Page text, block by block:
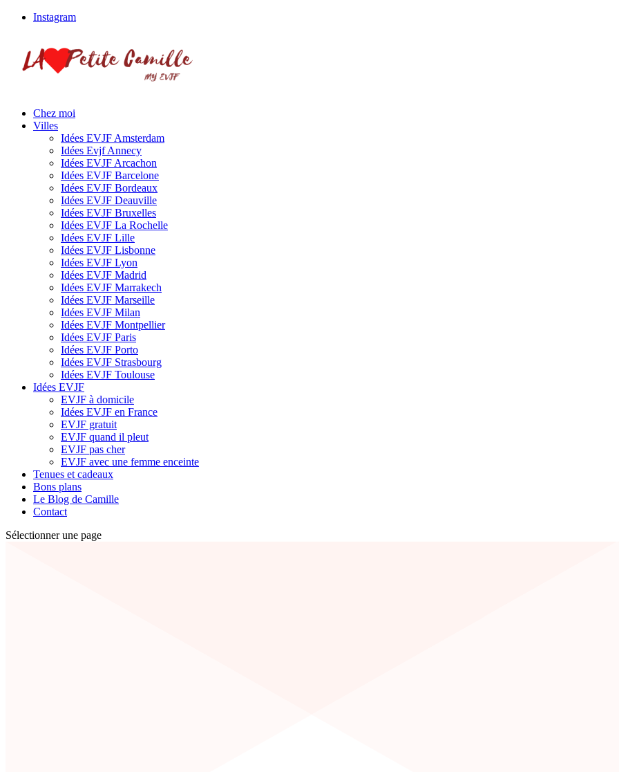
Instagram
Chez moi
Villes
Idées EVJF Amsterdam
Idées Evjf Annecy
Idées EVJF Arcachon
Idées EVJF Barcelone
Idées EVJF Bordeaux
Idées EVJF Deauville
Idées EVJF Bruxelles
Idées EVJF La Rochelle
Idées EVJF Lille
Idées EVJF Lisbonne
Idées EVJF Lyon
Idées EVJF Madrid
Idées EVJF Marrakech
Idées EVJF Marseille
Idées EVJF Milan
Idées EVJF Montpellier
Idées EVJF Paris
Idées EVJF Porto
Idées EVJF Strasbourg
Idées EVJF Toulouse
Idées EVJF
EVJF à domicile
Idées EVJF en France
EVJF gratuit
EVJF quand il pleut
EVJF pas cher
EVJF avec une femme enceinte
Tenues et cadeaux
Bons plans
Le Blog de Camille
Contact
Sélectionner une page